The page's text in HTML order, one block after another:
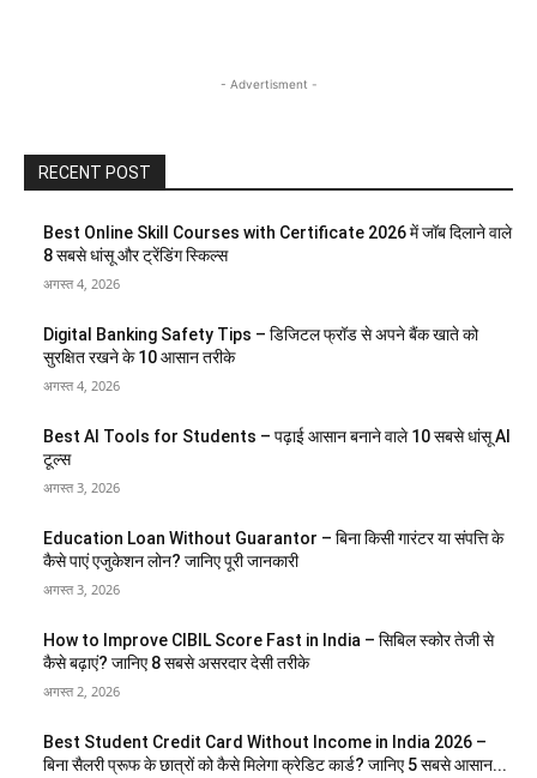
- Advertisment -
RECENT POST
Best Online Skill Courses with Certificate 2026 में जॉब दिलाने वाले
8 सबसे धांसू और ट्रेंडिंग स्किल्स
अगस्त 4, 2026
Digital Banking Safety Tips – डिजिटल फ्रॉड से अपने बैंक खाते को
सुरक्षित रखने के 10 आसान तरीके
अगस्त 4, 2026
Best AI Tools for Students – पढ़ाई आसान बनाने वाले 10 सबसे धांसू AI
टूल्स
अगस्त 3, 2026
Education Loan Without Guarantor – बिना किसी गारंटर या संपत्ति के
कैसे पाएं एजुकेशन लोन? जानिए पूरी जानकारी
अगस्त 3, 2026
How to Improve CIBIL Score Fast in India – सिबिल स्कोर तेजी से
कैसे बढ़ाएं? जानिए 8 सबसे असरदार देसी तरीके
अगस्त 2, 2026
Best Student Credit Card Without Income in India 2026 –
बिना सैलरी प्रूफ के छात्रों को कैसे मिलेगा क्रेडिट कार्ड? जानिए 5 सबसे आसान...